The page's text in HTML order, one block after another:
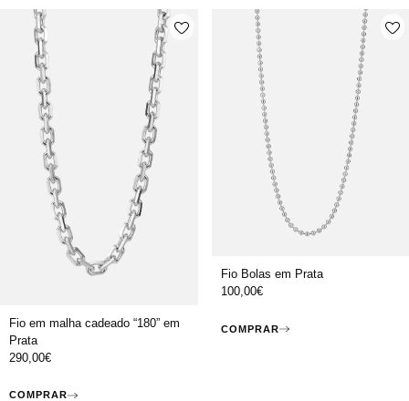
Fio em malha cadeado “180” em
Prata
290,00€
COMPRAR
Fio Bolas em Prata
100,00€
COMPRAR